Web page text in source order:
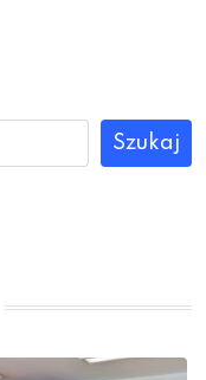
Szukaj